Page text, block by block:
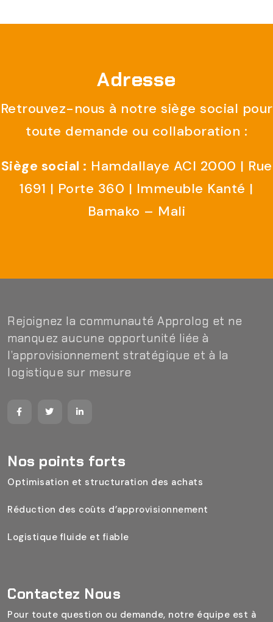
Adresse
Retrouvez-nous à notre siège social pour
toute demande ou collaboration :
Siège social : Hamdallaye ACI 2000 | Rue
1691 | Porte 360 | Immeuble Kanté |
Bamako – Mali
Rejoignez la communauté Approlog et ne
manquez aucune opportunité liée à
l’approvisionnement stratégique et à la
logistique sur mesure
Nos points forts
Optimisation et structuration des achats
Réduction des coûts d’approvisionnement
Logistique fluide et fiable
Contactez Nous
Pour toute question ou demande, notre équipe est à